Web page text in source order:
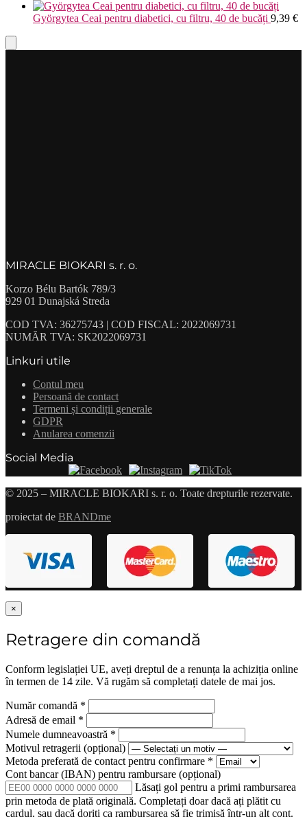
Györgytea Ceai pentru diabetici, cu filtru, 40 de bucăți 9,39 €
MIRACLE BIOKARI s. r. o.
Korzo Bélu Bartók 789/3
929 01 Dunajská Streda
COD TVA: 36275743 | COD FISCAL: 2022069731
NUMĂR TVA: SK2022069731
Linkuri utile
Contul meu
Persoană de contact
Termeni și condiții generale
GDPR
Anularea comenzii
Social Media
© 2025 – MIRACLE BIOKARI s. r. o. Toate drepturile rezervate.
proiectat de BRANDme
×
Retragere din comandă
Conform legislației UE, aveți dreptul de a renunța la achiziția online
în termen de 14 zile. Vă rugăm să completați datele de mai jos.
Număr comandă *
Adresă de email *
Numele dumneavoastră *
Motivul retragerii (opțional)
Metoda preferată de contact pentru confirmare *
Cont bancar (IBAN) pentru rambursare (opțional)
Lăsați gol pentru a primi rambursarea
prin metoda de plată originală. Completați doar dacă ați plătit cu
cardul, sau dacă doriți ca rambursarea să fie trimisă într-un alt cont.